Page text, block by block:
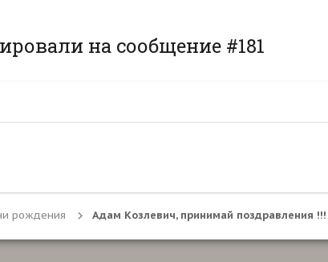
на сообщение #181
рождения Адам Козлевич, принимай поздравления !!!